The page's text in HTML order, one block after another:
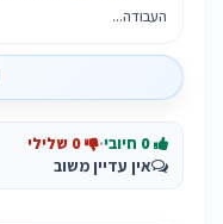
העבודה...
·
אין עדיין משוב